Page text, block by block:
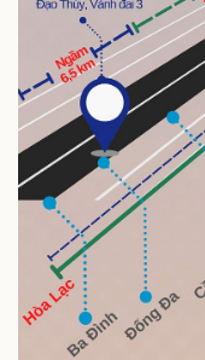
eSports
Hậu trường
Doanh nghiệp
Thông tin doanh nghiệp
Doanh nghiệp 24h
Doanh nhân
Vì cộng đồng